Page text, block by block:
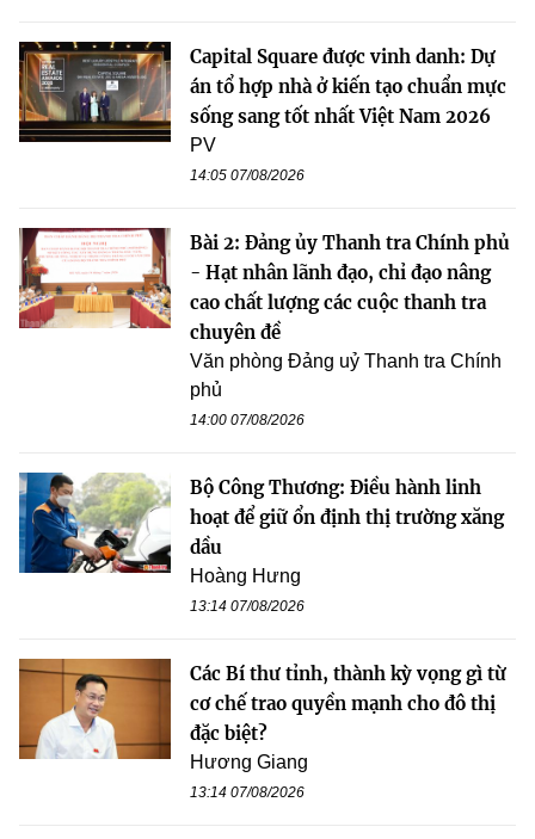
Capital Square được vinh danh: Dự
án tổ hợp nhà ở kiến tạo chuẩn mực
sống sang tốt nhất Việt Nam 2026
PV
14:05 07/08/2026
Bài 2: Đảng ủy Thanh tra Chính phủ
- Hạt nhân lãnh đạo, chỉ đạo nâng
cao chất lượng các cuộc thanh tra
chuyên đề
Văn phòng Đảng uỷ Thanh tra Chính
phủ
14:00 07/08/2026
Bộ Công Thương: Điều hành linh
hoạt để giữ ổn định thị trường xăng
dầu
Hoàng Hưng
13:14 07/08/2026
Các Bí thư tỉnh, thành kỳ vọng gì từ
cơ chế trao quyền mạnh cho đô thị
đặc biệt?
Hương Giang
13:14 07/08/2026